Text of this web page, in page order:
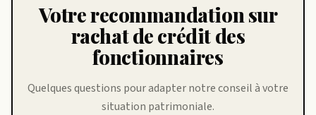
Votre recommandation sur
rachat de crédit des
fonctionnaires
Quelques questions pour adapter notre conseil à votre
situation patrimoniale.